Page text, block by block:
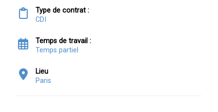
Type de contrat :
CDI
Temps de travail :
Temps partiel
Lieu
Paris